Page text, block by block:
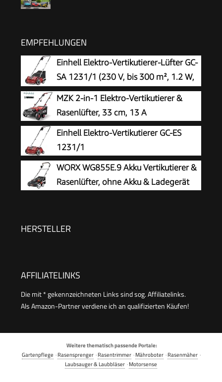
EMPFEHLUNGEN
Einhell Elektro-Vertikutierer-Lüfter GC-
SA 1231/1 (230 V, bis 300 m², 1.2 W,
28l Fangsack, kugelgelagerte
Messerwalze + Lüfterwalze, 3 Stufen
Arbeitstiefe, klappbarer Führungsholm)
MZK 2-in-1 Elektro-Vertikutierer &
Rasenlüfter, 33 cm, 13 A
Einhell Elektro-Vertikutierer GC-ES
1231/1
WORX WG855E.9 Akku Vertikutierer &
Rasenlüfter, ohne Akku & Ladegerät
HERSTELLER
AFFILIATELINKS
Die mit * gekennzeichneten Links sind sog. Affiliatelinks.
Als Amazon-Partner verdiene ich an qualifizierten Käufen!
Weitere thematisch passende Portale:
Gartenpflege ·Rasensprenger·Rasentrimmer·Mähroboter·Rasenmäher·
Laubsauger & Laubbläser ·Motorsense